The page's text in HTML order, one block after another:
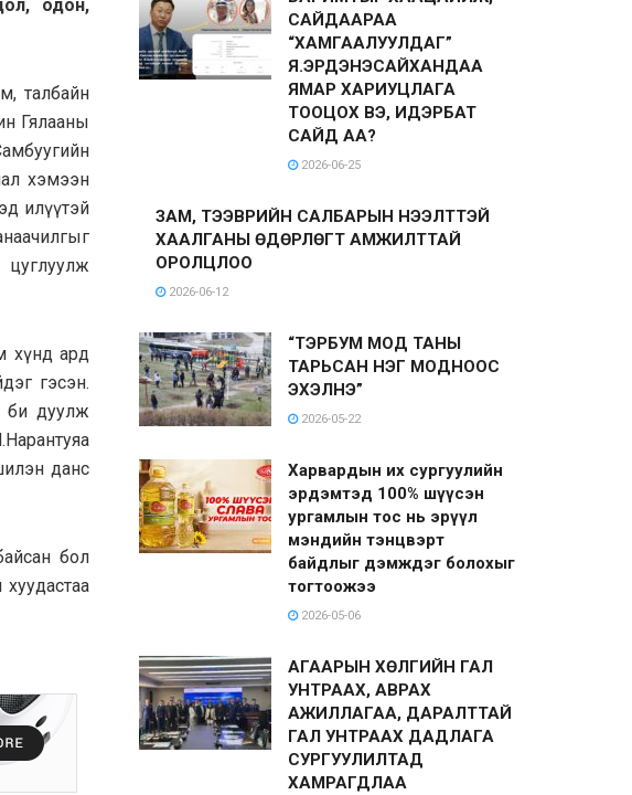
одон,
талбайн
Гялааны
хэмээн
илүүтэй
хүнд ард
гэсэн.
би дуулж
данс
бол
САЙДААРАА
“ХАМГААЛУУЛДАГ”
Я.ЭРДЭНЭСАЙХАНДАА
ЯМАР ХАРИУЦЛАГА
ТООЦОХ ВЭ, ИДЭРБАТ
САЙД АА?
2026-06-25
ЗАМ, ТЭЭВРИЙН САЛБАРЫН НЭЭЛТТЭЙ
ХААЛГАНЫ ӨДӨРЛӨГТ АМЖИЛТТАЙ
ОРОЛЦЛОО
2026-06-12
“ТЭРБУМ МОД ТАНЫ
ТАРЬСАН НЭГ МОДНООС
ЭХЭЛНЭ”
2026-05-22
Харвардын их сургуулийн
эрдэмтэд 100% шүүсэн
ургамлын тос нь эрүүл
мэндийн тэнцвэрт
байдлыг дэмждэг болохыг
тогтоожээ
2026-05-06
АГААРЫН ХӨЛГИЙН ГАЛ
УНТРААХ, АВРАХ
АЖИЛЛАГАА, ДАРАЛТТАЙ
ГАЛ УНТРААХ ДАДЛАГА
СУРГУУЛИЛТАД
ХАМРАГДЛАА